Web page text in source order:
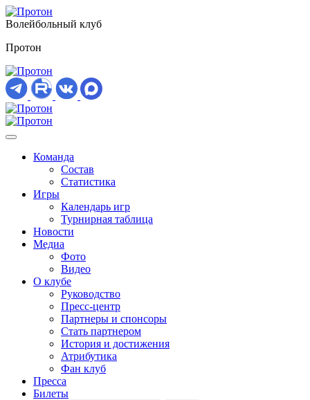
Волейбольный клуб
Протон
Команда
Состав
Статистика
Игры
Календарь игр
Турнирная таблица
Новости
Медиа
Фото
Видео
О клубе
Руководство
Пресс-центр
Партнеры и спонсоры
Стать партнером
История и достижения
Атрибутика
Фан клуб
Пресса
Билеты